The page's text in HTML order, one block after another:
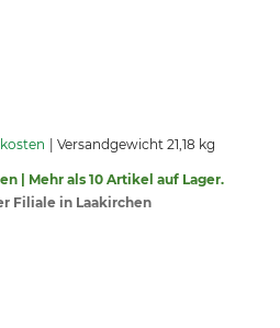
Versandgewicht 21,18 kg
| Mehr als 10 Artikel auf Lager.
Filiale in Laakirchen